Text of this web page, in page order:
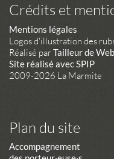
Crédits et
Mentions légales
Logos d'illustration des
Réalisé parTailleur de Web
Site réalisé avec SPIP
2009-2026 La Marmite
Plan du site
Accompagnement